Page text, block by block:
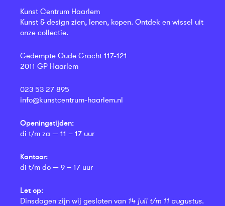
Kunst Centrum Haarlem
Kunst & design zien, lenen, kopen. Ontdek en wissel uit
onze collectie.
Gedempte Oude Gracht 117-121
2011 GP Haarlem
023 53 27 895
info@kunstcentrum-haarlem.nl
Openingstijden:
di t/m za — 11 – 17 uur
Kantoor:
di t/m do — 9 – 17 uur
Let op:
Dinsdagen zijn wij gesloten van 14 juli t/m 11 augustus.